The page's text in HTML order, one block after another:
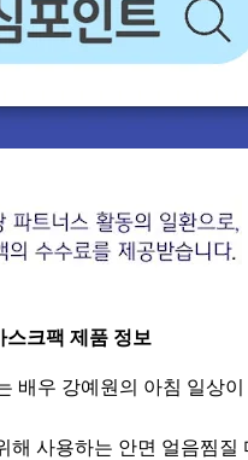
스크팩 제품 정보
배우 강예원의 아침 일상
사용하는 안면 얼음찜